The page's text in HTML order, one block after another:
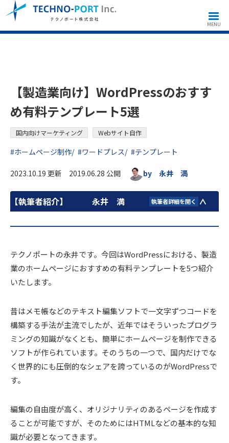
MENU
国内向けマーケティング Webサイト自作
【製造業向け】WordPressのおすす
め有料テンプレート5選
国内向けマーケティング Webサイト自作
#ホームページ制作 #ワードプレス #テンプレート
2023.10.19 更新 2019.06.28 公開 by 永井 満
【執筆者紹介】 永井 満 執筆者詳細を開く
テクノポートの永井です。今回はWordPressにおける、製造
業のホームページにおすすめの有料テンプレートを5つ紹介
いたします。
昔はメモ帳などのテキスト編集ソフトで一文字ずつコードを
構築する手法が主流でしたが、近年ではそういったプログラ
ミングの知識がなくとも、簡単にホームページを制作できる
ソフトが作られています。そのうちの一つで、国内だけでな
く世界的にも圧倒的なシェアを誇っているのがWordPressで
す。
編集の自由度が高く、オリジナリティのあるページを作成す
ることが可能ですが、そのためにはHTMLなどの基本的な知
識が必要となってきます。